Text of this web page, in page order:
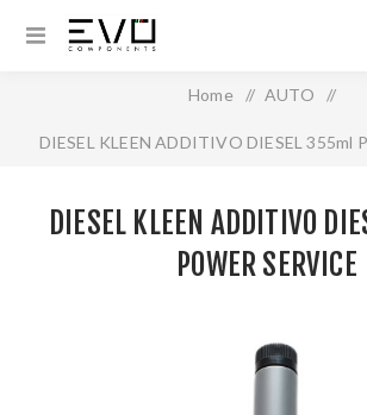
Home / AUTO /
DIESEL KLEEN ADDITIVO DIESEL 355ml
DIESEL KLEEN ADDITIVO
POWER SERVICE